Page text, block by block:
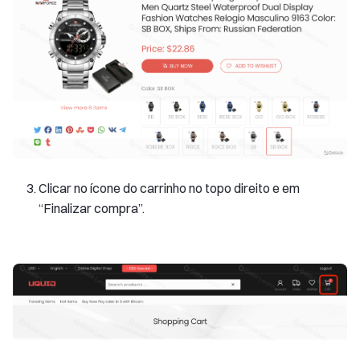
Clicar no ícone do carrinho no topo direito e em
“Finalizar compra”.